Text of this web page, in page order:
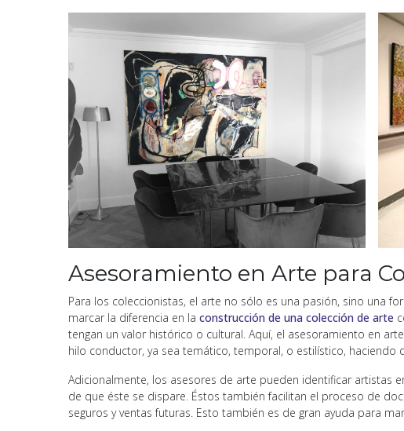
Asesoramiento en Arte para
Para los coleccionistas, el arte no sólo es una pasión, sino una
marcar la diferencia en la construcción de una colección de arte
tengan un valor histórico o cultural. Aquí, el asesoramiento en
hilo conductor, ya sea temático, temporal, o estilístico, haciendo
Adicionalmente, los asesores de arte pueden identificar artistas
de que éste se dispare. Éstos también facilitan el proceso de
seguros y ventas futuras. Esto también es de gran ayuda para